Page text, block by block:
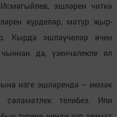
эшләрен читкә
күрделәр, матур җыр-
Кырда эшләүчеләр өчен
да, үзенчәлекле ял
изге эшләрендә – икмәк
телибез. Ипи